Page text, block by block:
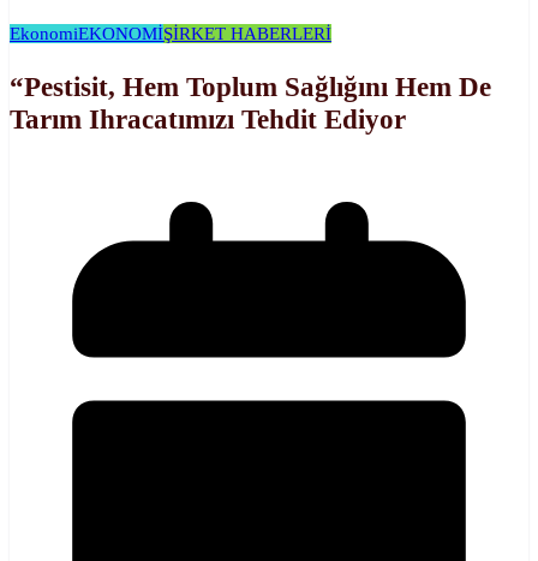
EkonomiEKONOMİŞİRKET HABERLERİ
“Pestisit, Hem Toplum Sağlığını Hem De
Tarım Ihracatımızı Tehdit Ediyor